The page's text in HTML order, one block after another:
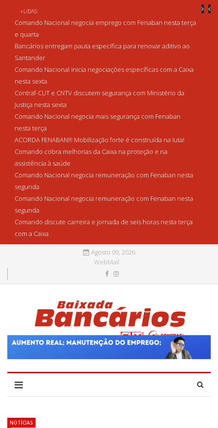
+LIDAS:
Comando Nacional negocia emprego com Fenaban nesta terça
e quarta
Bancários entregam pauta específica para renovar aditivo ao
Santander
Comando Nacional inicia negociações específicas com a Caixa
nesta sexta
Contraf-CUT e CNTV discutem segurança com Ministério da
Justiça nesta sexta
Comando Nacional negocia mais segurança com Fenaban
nesta terça
ACORDA FENABAN!!! Mobilização forte é construída na luta!
Comando cobra melhorias da Caixa na proteção e na
assistência à saúde
Comando Nacional negocia remuneração com Fenaban nesta
segunda
Comando Nacional negocia remuneração com Fenaban nesta
segunda
Comando discute carreira e jornada de seis horas nesta terça
com a Caixa
Agosto 09, 2026
WebMail
NOTÍCIAS